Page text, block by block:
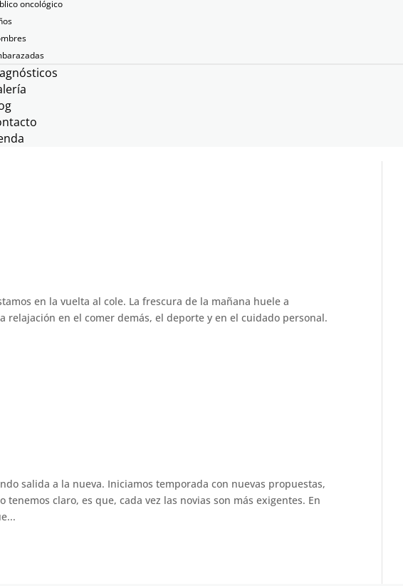
oncológico
en la vuelta al cole. La frescura de la mañana huele a
relajación en el comer demás, el deporte y en el cuidado personal.
salida a la nueva. Iniciamos temporada con nuevas propuestas,
tenemos claro, es que, cada vez las novias son más exigentes. En